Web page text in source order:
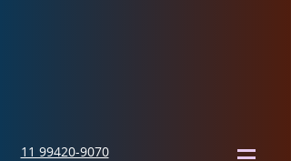
11 99420-9070